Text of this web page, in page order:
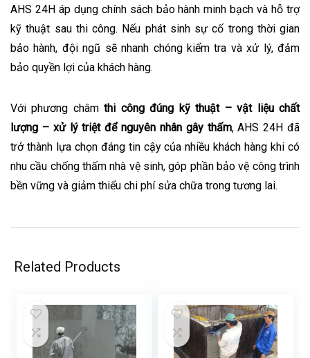
AHS 24H áp dụng chính sách bảo hành minh bạch và hỗ trợ
kỹ thuật sau thi công. Nếu phát sinh sự cố trong thời gian
bảo hành, đội ngũ sẽ nhanh chóng kiểm tra và xử lý, đảm
bảo quyền lợi của khách hàng.
Với phương châmthi công đúng kỹ thuật – vật liệu chất
lượng – xử lý triệt để nguyên nhân gây thấm, AHS 24H đã
trở thành lựa chọn đáng tin cậy của nhiều khách hàng khi có
nhu cầu chống thấm nhà vệ sinh, góp phần bảo vệ công trình
bền vững và giảm thiểu chi phí sửa chữa trong tương lai.
Related Products